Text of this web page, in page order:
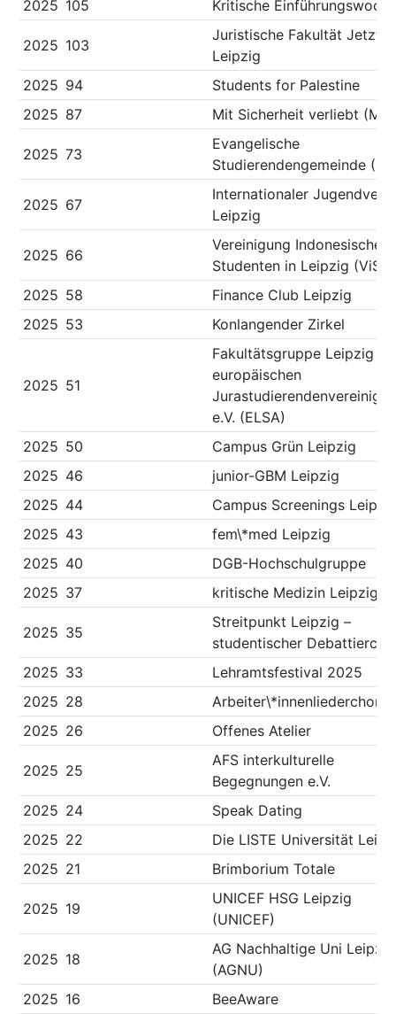
2025 105 Kritische
2025 103
Juristische Fakultät Jetzt!
Leipzig
2025 94
Students for Palestine
2025 87 Mit Sicherheit verliebt
2025 73
Evangelische
Studierendengemeinde
2025 67
Internationaler
Leipzig
2025 66
Vereinigung Indonesischer
Studenten in Leipzig (ViS)
2025 58
Finance Club Leipzig
2025 53 Konlangender Zirkel
2025 51
Fakultätsgruppe Leipzig
europäischen
e.V. (ELSA)
2025 50
Campus Grün Leipzig
2025 46
junior-GBM Leipzig
2025 44
Campus Screenings
2025 43
fem\*med Leipzig
2025 40
DGB-Hochschulgruppe
2025 37 kritische Medizin Leipzig
2025 35
Streitpunkt Leipzig –
studentischer
2025 33
Lehramtsfestival 2025
2025 28
Arbeiter\*innenliederchor
2025 26 Offenes Atelier
2025 25
AFS interkulturelle
Begegnungen e.V.
2025 24
Speak Dating
2025 22
Die LISTE Universität
2025 21 Brimborium Totale
2025 19
UNICEF HSG Leipzig
(UNICEF)
2025 18
AG Nachhaltige Uni Leipzig
(AGNU)
2025 16
BeeAware